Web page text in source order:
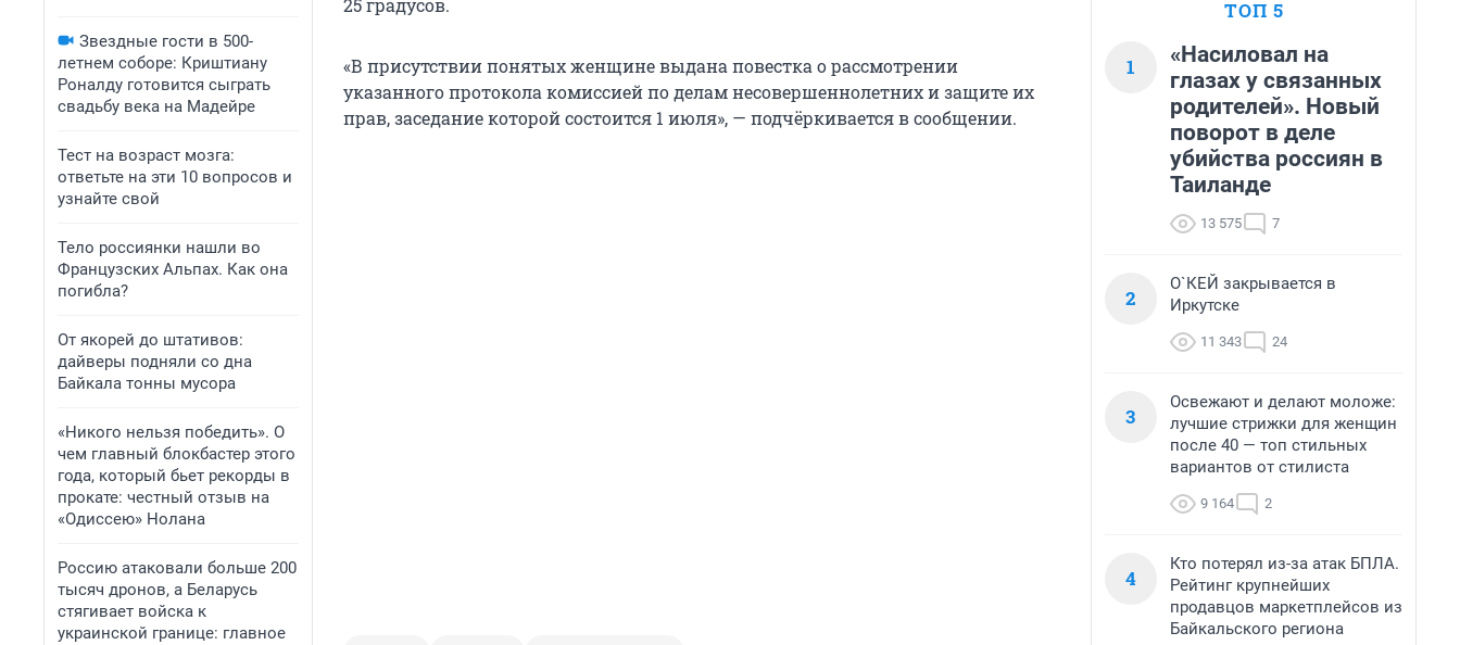
Звездные гости в 500-
летнем соборе: Криштиану
Роналду готовится сыграть
свадьбу века на Мадейре
Тест на возраст мозга:
ответьте на эти 10 вопросов и
узнайте свой
Тело россиянки нашли во
Французских Альпах. Как она
погибла?
От якорей до штативов:
дайверы подняли со дна
Байкала тонны мусора
«Никого нельзя победить». О
чем главный блокбастер этого
года, который бьет рекорды в
прокате: честный отзыв на
«Одиссею» Нолана
Россию атаковали больше 200
тысяч дронов, а Беларусь
стягивает войска к
украинской границе: главное
25 градусов.
«В присутствии понятых женщине выдана повестка о рассмотрении
указанного протокола комиссией по делам несовершеннолетних и защите их
прав, заседание которой состоится 1 июля», — подчёркивается в сообщении.
ТОП 5
1
«Насиловал на
глазах у связанных
родителей». Новый
поворот в деле
убийства россиян в
Таиланде
13 575 7
2
О`КЕЙ закрывается в
Иркутске
11 343 24
3
Освежают и делают моложе:
лучшие стрижки для женщин
после 40 — топ стильных
вариантов от стилиста
9 164 2
4
Кто потерял из-за атак БПЛА.
Рейтинг крупнейших
продавцов маркетплейсов из
Байкальского региона